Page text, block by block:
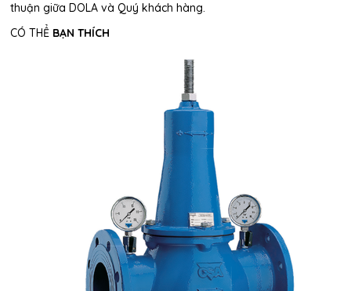
thuận giữa DOLA và Quý khách hàng.
CÓ THỂ BẠN THÍCH